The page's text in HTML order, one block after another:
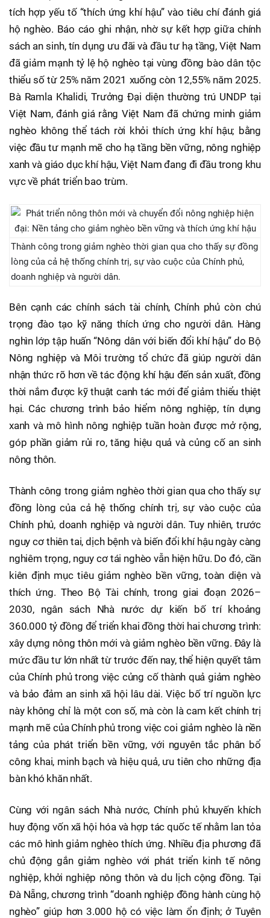
tích hợp yếu tố “thích ứng khí hậu” vào tiêu chí đánh giá
hộ nghèo. Báo cáo ghi nhận, nhờ sự kết hợp giữa chính
sách an sinh, tín dụng ưu đãi và đầu tư hạ tầng, Việt Nam
đã giảm mạnh tỷ lệ hộ nghèo tại vùng đồng bào dân tộc
thiểu số từ 25% năm 2021 xuống còn 12,55% năm 2025.
Bà Ramla Khalidi, Trưởng Đại diện thường trú UNDP tại
Việt Nam, đánh giá rằng Việt Nam đã chứng minh giảm
nghèo không thể tách rời khỏi thích ứng khí hậu; bằng
việc đầu tư mạnh mẽ cho hạ tầng bền vững, nông nghiệp
xanh và giáo dục khí hậu, Việt Nam đang đi đầu trong khu
vực về phát triển bao trùm.
Thành công trong giảm nghèo thời gian qua cho thấy sự đồng
lòng của cả hệ thống chính trị, sự vào cuộc của Chính phủ,
doanh nghiệp và người dân.
Bên cạnh các chính sách tài chính, Chính phủ còn chú
trọng đào tạo kỹ năng thích ứng cho người dân. Hàng
nghìn lớp tập huấn “Nông dân với biến đổi khí hậu” do Bộ
Nông nghiệp và Môi trường tổ chức đã giúp người dân
nhận thức rõ hơn về tác động khí hậu đến sản xuất, đồng
thời nắm được kỹ thuật canh tác mới để giảm thiểu thiệt
hại. Các chương trình bảo hiểm nông nghiệp, tín dụng
xanh và mô hình nông nghiệp tuần hoàn được mở rộng,
góp phần giảm rủi ro, tăng hiệu quả và củng cố an sinh
nông thôn.
Thành công trong giảm nghèo thời gian qua cho thấy sự
đồng lòng của cả hệ thống chính trị, sự vào cuộc của
Chính phủ, doanh nghiệp và người dân. Tuy nhiên, trước
nguy cơ thiên tai, dịch bệnh và biến đổi khí hậu ngày càng
nghiêm trọng, nguy cơ tái nghèo vẫn hiện hữu. Do đó, cần
kiên định mục tiêu giảm nghèo bền vững, toàn diện và
thích ứng. Theo Bộ Tài chính, trong giai đoạn 2026–
2030, ngân sách Nhà nước dự kiến bố trí khoảng
360.000 tỷ đồng để triển khai đồng thời hai chương trình:
xây dựng nông thôn mới và giảm nghèo bền vững. Đây là
mức đầu tư lớn nhất từ trước đến nay, thể hiện quyết tâm
của Chính phủ trong việc củng cố thành quả giảm nghèo
và bảo đảm an sinh xã hội lâu dài. Việc bố trí nguồn lực
này không chỉ là một con số, mà còn là cam kết chính trị
mạnh mẽ của Chính phủ trong việc coi giảm nghèo là nền
tảng của phát triển bền vững, với nguyên tắc phân bổ
công khai, minh bạch và hiệu quả, ưu tiên cho những địa
bàn khó khăn nhất.
Cùng với ngân sách Nhà nước, Chính phủ khuyến khích
huy động vốn xã hội hóa và hợp tác quốc tế nhằm lan tỏa
các mô hình giảm nghèo thích ứng. Nhiều địa phương đã
chủ động gắn giảm nghèo với phát triển kinh tế nông
nghiệp, khởi nghiệp nông thôn và du lịch cộng đồng. Tại
Đà Nẵng, chương trình “doanh nghiệp đồng hành cùng hộ
nghèo” giúp hơn 3.000 hộ có việc làm ổn định; ở Tuyên